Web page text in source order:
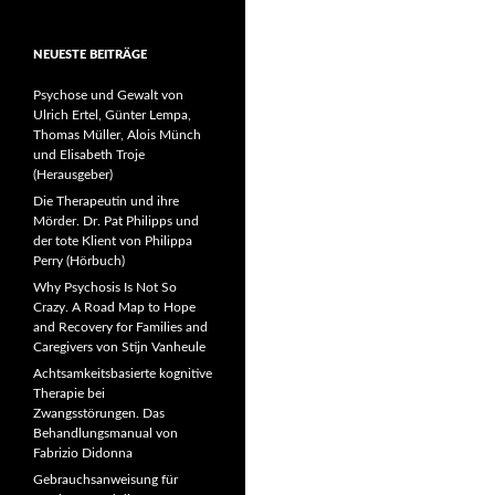
NEUESTE BEITRÄGE
Psychose und Gewalt von
Ulrich Ertel, Günter Lempa,
Thomas Müller, Alois Münch
und Elisabeth Troje
(Herausgeber)
Die Therapeutin und ihre
Mörder. Dr. Pat Philipps und
der tote Klient von Philippa
Perry (Hörbuch)
Why Psychosis Is Not So
Crazy. A Road Map to Hope
and Recovery for Families and
Caregivers von Stijn Vanheule
Achtsamkeitsbasierte kognitive
Therapie bei
Zwangsstörungen. Das
Behandlungsmanual von
Fabrizio Didonna
Gebrauchsanweisung für